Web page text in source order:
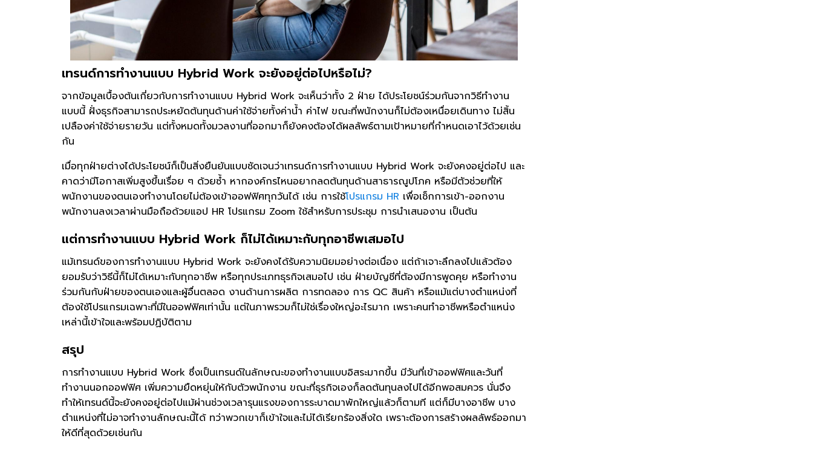
เทรนด์การทำงานแบบ Hybrid Work จะยังอยู่ต่อไปหรือไม่?
จากข้อมูลเบื้องต้นเกี่ยวกับการทำงานแบบ Hybrid Work จะเห็นว่าทั้ง 2 ฝ่าย ได้ประโยชน์ร่วมกันจากวิธีทำงาน
แบบนี้ ฝั่งธุรกิจสามารถประหยัดต้นทุนด้านค่าใช้จ่ายทั้งค่าน้ำ ค่าไฟ ขณะที่พนักงานก็ไม่ต้องเหนื่อยเดินทาง ไม่สิ้น
เปลืองค่าใช้จ่ายรายวัน แต่ทั้งหมดทั้งมวลงานที่ออกมาก็ยังคงต้องได้ผลลัพธ์ตามเป้าหมายที่กำหนดเอาไว้ด้วยเช่น
กัน
เมื่อทุกฝ่ายต่างได้ประโยชน์ก็เป็นสิ่งยืนยันแบบชัดเจนว่าเทรนด์การทำงานแบบ Hybrid Work จะยังคงอยู่ต่อไป และ
คาดว่ามีโอกาสเพิ่มสูงขึ้นเรื่อย ๆ ด้วยซ้ำ หากองค์กรไหนอยากลดต้นทุนด้านสาธารณูปโภค หรือมีตัวช่วยที่ให้
พนักงานของตนเองทำงานโดยไม่ต้องเข้าออฟฟิศทุกวันได้ เช่น การใช้โปรแกรม HR เพื่อเช็กการเข้า-ออกงาน
พนักงานลงเวลาผ่านมือถือด้วยแอป HR โปรแกรม Zoom ใช้สำหรับการประชุม การนำเสนองาน เป็นต้น
แต่การทำงานแบบ Hybrid Work ก็ไม่ได้เหมาะกับทุกอาชีพเสมอไป
แม้เทรนด์ของการทำงานแบบ Hybrid Work จะยังคงได้รับความนิยมอย่างต่อเนื่อง แต่ถ้าเจาะลึกลงไปแล้วต้อง
ยอมรับว่าวิธีนี้ก็ไม่ได้เหมาะกับทุกอาชีพ หรือทุกประเภทธุรกิจเสมอไป เช่น ฝ่ายบัญชีที่ต้องมีการพูดคุย หรือทำงาน
ร่วมกันกับฝ่ายของตนเองและผู้อื่นตลอด งานด้านการผลิต การทดลอง การ QC สินค้า หรือแม้แต่บางตำแหน่งที่
ต้องใช้โปรแกรมเฉพาะที่มีในออฟฟิศเท่านั้น แต่ในภาพรวมก็ไม่ใช่เรื่องใหญ่อะไรมาก เพราะคนทำอาชีพหรือตำแหน่ง
เหล่านี้เข้าใจและพร้อมปฏิบัติตาม
สรุป
การทำงานแบบ Hybrid Work ซึ่งเป็นเทรนด์ในลักษณะของทำงานแบบอิสระมากขึ้น มีวันที่เข้าออฟฟิศและวันที่
ทำงานนอกออฟฟิศ เพิ่มความยืดหยุ่นให้กับตัวพนักงาน ขณะที่ธุรกิจเองก็ลดต้นทุนลงไปได้อีกพอสมควร นั่นจึง
ทำให้เทรนด์นี้จะยังคงอยู่ต่อไปแม้ผ่านช่วงเวลารุนแรงของการระบาดมาพักใหญ่แล้วก็ตามที แต่ก็มีบางอาชีพ บาง
ตำแหน่งที่ไม่อาจทำงานลักษณะนี้ได้ ทว่าพวกเขาก็เข้าใจและไม่ได้เรียกร้องสิ่งใด เพราะต้องการสร้างผลลัพธ์ออกมา
ให้ดีที่สุดด้วยเช่นกัน